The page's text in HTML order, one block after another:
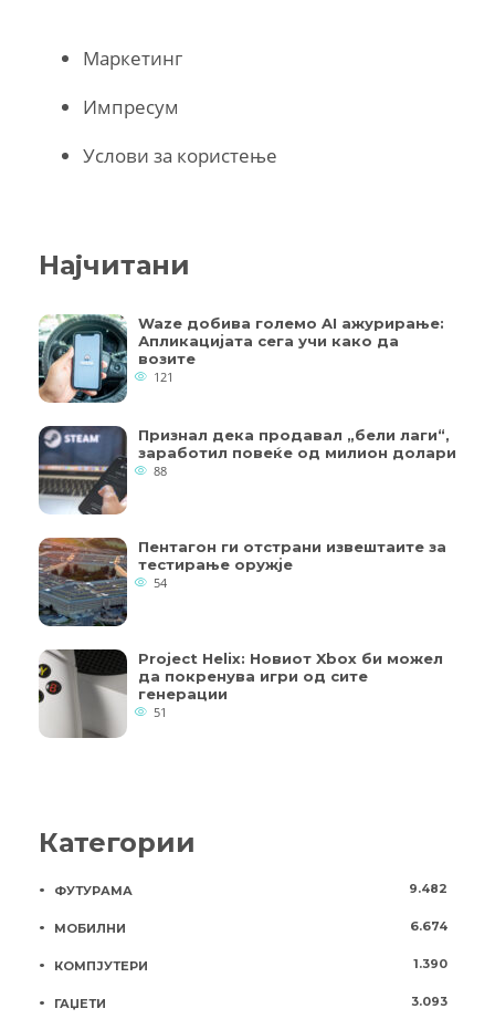
Маркетинг
Импресум
Услови за користење
Најчитани
Waze добива големо AI ажурирање:
Апликацијата сега учи како да
возите
121
Признал дека продавал „бели лаги“,
заработил повеќе од милион долари
88
Пентагон ги отстрани извештаите за
тестирање оружје
54
Project Helix: Новиот Xbox би можел
да покренува игри од сите
генерации
51
Категории
ФУТУРАМА 9.482
МОБИЛНИ 6.674
КОМПЈУТЕРИ 1.390
ГАЏЕТИ 3.093